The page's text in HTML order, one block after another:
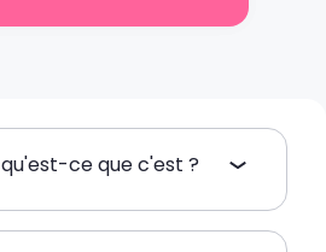
ce que c'est ?